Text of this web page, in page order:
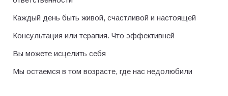
Каждый день быть живой, счастливой и настоящей
Консультация или терапия. Что эффективней
Вы можете исцелить себя
Мы остаемся в том возрасте, где нас недолюбили